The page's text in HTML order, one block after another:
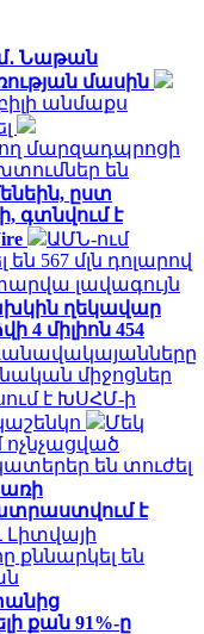
Նաթան
մասին
անմաքս
մարզադպրոցի
են
ըստ
գտնվում է
ԱՄՆ-ում
են 567 մլն դոլարով
լավագույն
ղեկավար
4 միլիոն 454
միջոցներ
է ԽՍՀՄ-ի
Մեկ
ոչնչացված
են տուժել
է
քննարկել են
քան 91%-ը